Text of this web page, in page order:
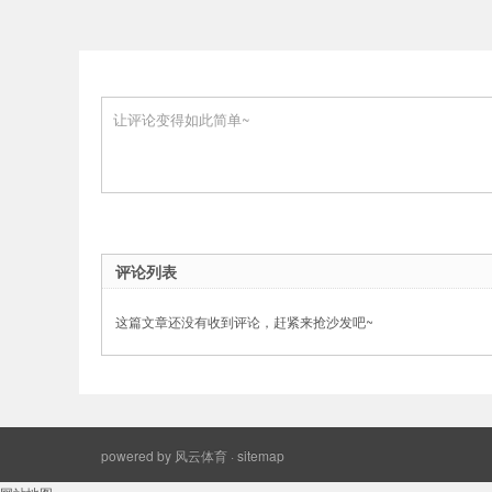
评论列表
这篇文章还没有收到评论，赶紧来抢沙发吧~
powered by 风云体育 · sitemap